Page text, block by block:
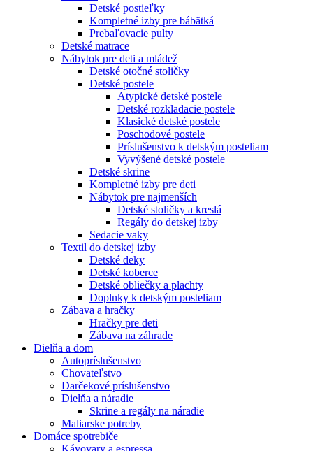
Detské postieľky
Kompletné izby pre bábätká
Prebaľovacie pulty
Detské matrace
Nábytok pre deti a mládež
Detské otočné stoličky
Detské postele
Atypické detské postele
Detské rozkladacie postele
Klasické detské postele
Poschodové postele
Príslušenstvo k detským posteliam
Vyvýšené detské postele
Detské skrine
Kompletné izby pre deti
Nábytok pre najmenších
Detské stoličky a kreslá
Regály do detskej izby
Sedacie vaky
Textil do detskej izby
Detské deky
Detské koberce
Detské obliečky a plachty
Doplnky k detským posteliam
Zábava a hračky
Hračky pre deti
Zábava na záhrade
Dielňa a dom
Autopríslušenstvo
Chovateľstvo
Darčekové príslušenstvo
Dielňa a náradie
Skrine a regály na náradie
Maliarske potreby
Domáce spotrebiče
Kávovary a espressa